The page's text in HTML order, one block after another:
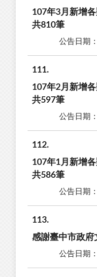
107年3月新增
共810筆
公告日期
111
107年2月新增
共597筆
公告日期
112
107年1月新增
共586筆
公告日期
113
感謝臺中市政府
公告日期